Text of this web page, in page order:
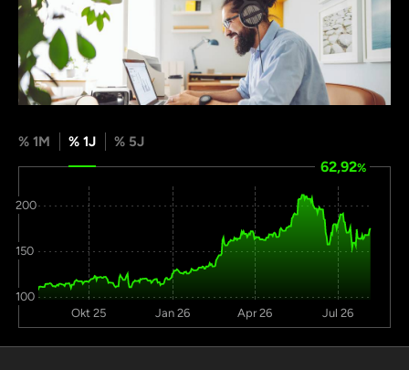
% 1M % 1J % 5J
62,92%
100
150
200
Okt 25 Jan 26 Apr 26 Jul 26